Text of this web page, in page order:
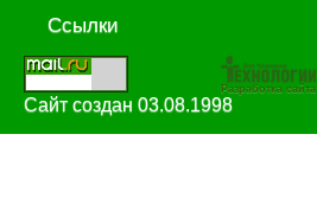
Ссылки
Разработка сайта
Сайт создан 03.08.1998